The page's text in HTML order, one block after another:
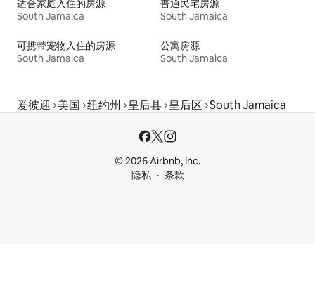
适合家庭入住的房源
South Jamaica
普通民宅房源
South Jamaica
可携带宠物入住的房源
South Jamaica
公寓房源
South Jamaica
爱彼迎 美国 纽约州 皇后县 皇后区 South Jamaica
© 2026 Airbnb, Inc.
隐私
条款